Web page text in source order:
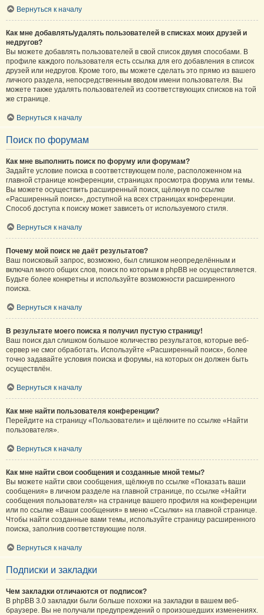
Вернуться к началу
Как мне добавлять/удалять пользователей в списках моих друзей и
недругов?
Вы можете добавлять пользователей в свой список двумя способами. В
профиле каждого пользователя есть ссылка для его добавления в список
друзей или недругов. Кроме того, вы можете сделать это прямо из вашего
личного раздела, непосредственным вводом имени пользователя. Вы
можете также удалять пользователей из соответствующих списков на той
же странице.
Вернуться к началу
Поиск по форумам
Как мне выполнить поиск по форуму или форумам?
Задайте условие поиска в соответствующем поле, расположенном на
главной странице конференции, страницах просмотра форума или темы.
Вы можете осуществить расширенный поиск, щёлкнув по ссылке
«Расширенный поиск», доступной на всех страницах конференции.
Способ доступа к поиску может зависеть от используемого стиля.
Вернуться к началу
Почему мой поиск не даёт результатов?
Ваш поисковый запрос, возможно, был слишком неопределённым и
включал много общих слов, поиск по которым в phpBB не осуществляется.
Будьте более конкретны и используйте возможности расширенного
поиска.
Вернуться к началу
В результате моего поиска я получил пустую страницу!
Ваш поиск дал слишком большое количество результатов, которые веб-
сервер не смог обработать. Используйте «Расширенный поиск», более
точно задавайте условия поиска и форумы, на которых он должен быть
осуществлён.
Вернуться к началу
Как мне найти пользователя конференции?
Перейдите на страницу «Пользователи» и щёлкните по ссылке «Найти
пользователя».
Вернуться к началу
Как мне найти свои сообщения и созданные мной темы?
Вы можете найти свои сообщения, щёлкнув по ссылке «Показать ваши
сообщения» в личном разделе на главной странице, по ссылке «Найти
сообщения пользователя» на странице вашего профиля на конференции
или по ссылке «Ваши сообщения» в меню «Ссылки» на главной странице.
Чтобы найти созданные вами темы, используйте страницу расширенного
поиска, заполнив соответствующие поля.
Вернуться к началу
Подписки и закладки
Чем закладки отличаются от подписок?
В phpBB 3.0 закладки были больше похожи на закладки в вашем веб-
браузере. Вы не получали предупреждений о произошедших изменениях.